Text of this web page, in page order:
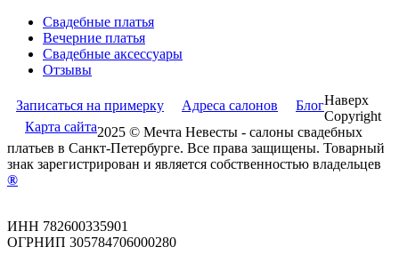
Свадебные платья
Вечерние платья
Cвадебные аксессуары
Отзывы
Записаться на примерку Адреса салонов
Блог
Карта сайта
Наверх
Copyright
2025 © Мечта Невесты - салоны свадебных
платьев в Санкт-Петербурге. Все права защищены. Товарный
знак зарегистрирован и является собственностью владельцев
®
ИНН 782600335901
ОГРНИП 305784706000280